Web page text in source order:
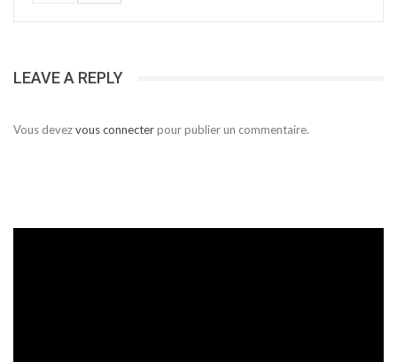
LEAVE A REPLY
Vous devezvous connecterpour publier un commentaire.